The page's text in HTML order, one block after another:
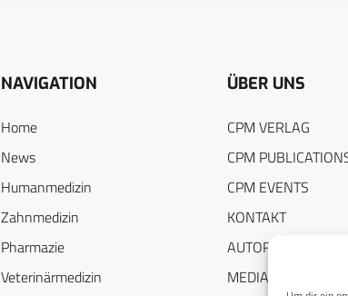
NAVIGATION
Home
News
Humanmedizin
Zahnmedizin
Pharmazie
Veterinärmedizin
ÜBER UNS
CPM VERLAG
CPM
CPM EVENTS
KONTAKT
AUTORENHINWEISE
MEDIADATEN